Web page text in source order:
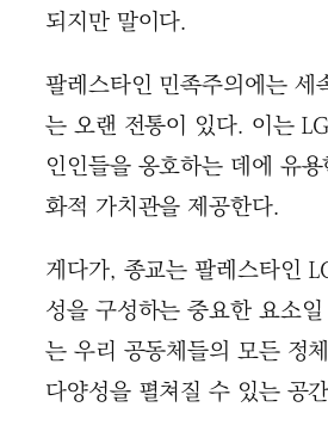
되지만 말이다.
팔레스타인 민족주의에는 세
는 오랜 전통이 있다. 이는
인인들을 옹호하는 데에 유
화적 가치관을 제공한다.
게다가, 종교는 팔레스타인
성을 구성하는 중요한 요소
는 우리 공동체들의 모든 정
다양성을 펼쳐질 수 있는 공